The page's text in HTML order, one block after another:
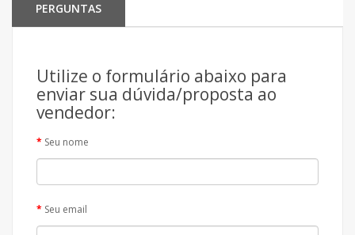
PERGUNTAS
Utilize o formulário abaixo para
enviar sua dúvida/proposta ao
vendedor:
Seu nome
Seu email